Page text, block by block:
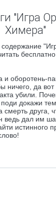
"Игра
Химера"
содержание
оборотень-
да вот
убили.
докажи
друга,
ведь дал им
истинного